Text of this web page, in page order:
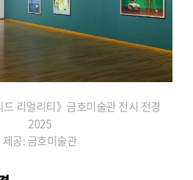
드 리얼리티》금호미술관 전시 전경
2025
제공: 금호미술관